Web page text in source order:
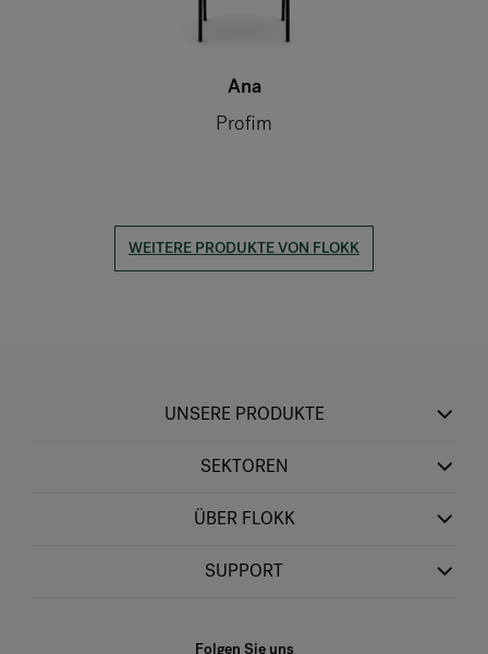
Ana
Profim
WEITERE PRODUKTE VON FLOKK
UNSERE PRODUKTE
SEKTOREN
ÜBER FLOKK
SUPPORT
Folgen Sie uns